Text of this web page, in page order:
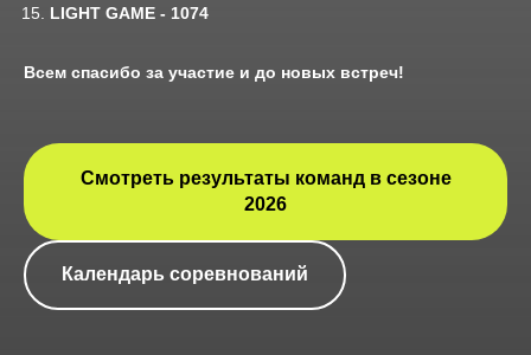
LIGHT GAME - 1074
Всем спасибо за участие и до новых встреч!
Смотреть результаты команд в сезоне
2026
Календарь соревнований